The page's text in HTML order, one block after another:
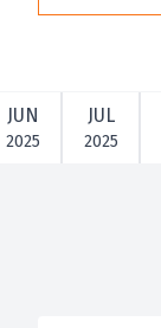
JUN
2025
JUL
2025